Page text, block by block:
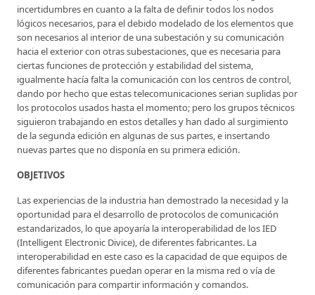
incertidumbres en cuanto a la falta de definir todos los nodos
lógicos necesarios, para el debido modelado de los elementos que
son necesarios al interior de una subestación y su comunicación
hacia el exterior con otras subestaciones, que es necesaria para
ciertas funciones de protección y estabilidad del sistema,
igualmente hacía falta la comunicación con los centros de control,
dando por hecho que estas telecomunicaciones serian suplidas por
los protocolos usados hasta el momento; pero los grupos técnicos
siguieron trabajando en estos detalles y han dado al surgimiento
de la segunda edición en algunas de sus partes, e insertando
nuevas partes que no disponía en su primera edición.
OBJETIVOS
Las experiencias de la industria han demostrado la necesidad y la
oportunidad para el desarrollo de protocolos de comunicación
estandarizados, lo que apoyaría la interoperabilidad de los IED
(Intelligent Electronic Divice), de diferentes fabricantes. La
interoperabilidad en este caso es la capacidad de que equipos de
diferentes fabricantes puedan operar en la misma red o vía de
comunicación para compartir información y comandos.